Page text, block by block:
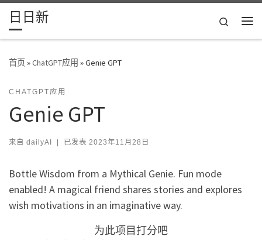
Skip to content
日日新
Search
首页»ChatGPT应用 »Genie GPT
CHATGPT应用
Genie GPT
来自 dailyAI | 已发表 2023年11月28日
Bottle Wisdom from a Mythical Genie. Fun mode
enabled! A magical friend shares stories and explores
wish motivations in an imaginative way.
为此项目打分吧